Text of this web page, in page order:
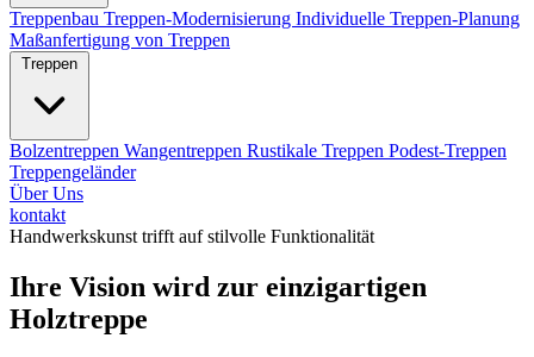
Treppenbau Treppen-Modernisierung Individuelle Treppen-Planung
Maßanfertigung von Treppen
Treppen
Bolzentreppen Wangentreppen Rustikale Treppen Podest-Treppen
Treppengeländer
Über Uns
kontakt
Handwerkskunst trifft auf stilvolle Funktionalität
Ihre Vision wird zur einzigartigen
Holztreppe